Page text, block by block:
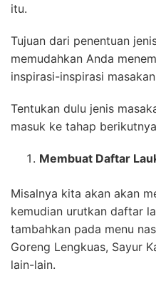
itu.
Tujuan dari penentuan
memudahkan Anda
inspirasi-inspirasi
Tentukan dulu jenis
masuk ke tahap
Membuat Daftar
Misalnya kita akan akan
kemudian urutkan daftar
tambahkan pada menu
Goreng Lengkuas, Sayur
lain-lain.